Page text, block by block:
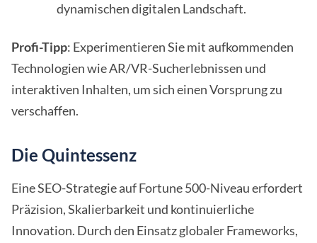
dynamischen digitalen Landschaft.
Profi-Tipp: Experimentieren Sie mit aufkommenden
Technologien wie AR/VR-Sucherlebnissen und
interaktiven Inhalten, um sich einen Vorsprung zu
verschaffen.
Die Quintessenz
Eine SEO-Strategie auf Fortune 500-Niveau erfordert
Präzision, Skalierbarkeit und kontinuierliche
Innovation. Durch den Einsatz globaler Frameworks,